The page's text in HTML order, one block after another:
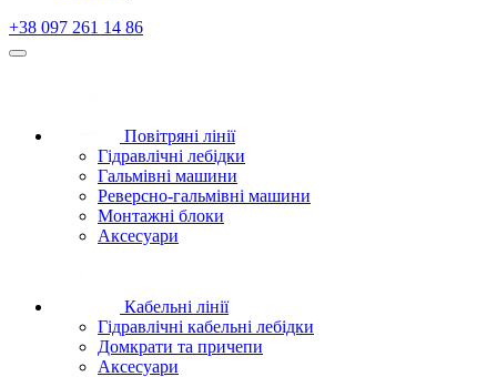
+38 097 261 14 86
Повітряні лінії
Гідравлічні лебідки
Гальмівні машини
Реверсно-гальмівні машини
Монтажні блоки
Аксесуари
Кабельні лінії
Гідравлічні кабельні лебідки
Домкрати та причепи
Аксесуари